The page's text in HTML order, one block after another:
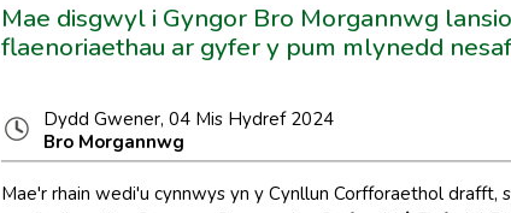
Mae disgwyl i Gyngor Bro Morgannwg
flaenoriaethau ar gyfer y pum mlynedd
Dydd Gwener, 04 Mis Hydref 2024
Bro Morgannwg
Mae'r rhain wedi'u cynnwys yn y Cynllun Corfforaethol